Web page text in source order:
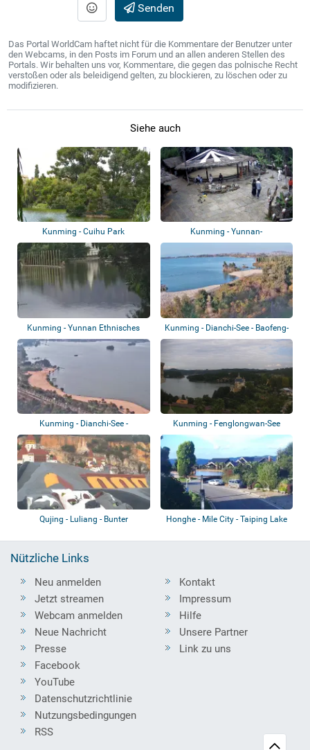
Senden
Das Portal WorldCam haftet nicht für die Kommentare der Benutzer unter
den Webcams, in den Posts im Forum und an allen anderen Stellen des
Portals. Wir behalten uns vor, Kommentare, die gegen das polnische Recht
verstoßen oder als beleidigend gelten, zu blockieren, zu löschen oder zu
modifizieren.
Siehe auch
Kunming - Cuihu Park
Kunming - Yunnan-
Nationalitätendorf - Va...
Kunming - Yunnan Ethnisches
Dorf - Weiße...
Kunming - Dianchi-See - Baofeng-
Park
Kunming - Dianchi-See -
Nandianchi Stran...
Kunming - Fenglongwan-See
Qujing - Luliang - Bunter
Honghe - Mile City - Taiping Lake
Nützliche Links
Neu anmelden
Jetzt streamen
Webcam anmelden
Neue Nachricht
Presse
Kontakt
Impressum
Hilfe
Unsere Partner
Link zu uns
Facebook
YouTube
Datenschutzrichtlinie
Nutzungsbedingungen
RSS